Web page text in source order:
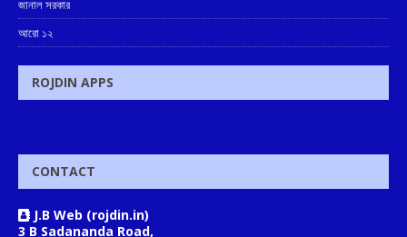
জানাল সরকার
আরো ১২
ROJDIN APPS
CONTACT
J.B Web (rojdin.in)
3 B Sadananda Road,